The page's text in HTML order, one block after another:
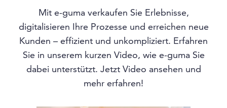
Mit e-guma verkaufen Sie Erlebnisse,
digitalisieren Ihre Prozesse und erreichen neue
Kunden – effizient und unkompliziert. Erfahren
Sie in unserem kurzen Video, wie e-guma Sie
dabei unterstützt. Jetzt Video ansehen und
mehr erfahren!